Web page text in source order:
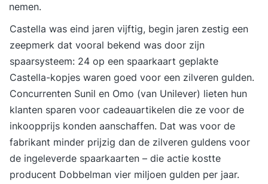
nemen.
Castella was eind jaren vijftig, begin jaren zestig een
zeepmerk dat vooral bekend was door zijn
spaarsysteem: 24 op een spaarkaart geplakte
Castella-kopjes waren goed voor een zilveren gulden.
Concurrenten Sunil en Omo (van Unilever) lieten hun
klanten sparen voor cadeauartikelen die ze voor de
inkoopprijs konden aanschaffen. Dat was voor de
fabrikant minder prijzig dan de zilveren guldens voor
de ingeleverde spaarkaarten – die actie kostte
producent Dobbelman vier miljoen gulden per jaar.